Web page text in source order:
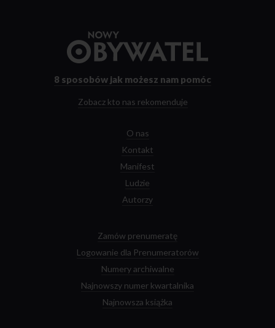
strony
8 sposobów jak możesz nam pomóc
Zobacz kto nas rekomenduje
O nas
Kontakt
Manifest
Ludzie
Autorzy
Zamów prenumeratę
Logowanie dla Prenumeratorów
Numery archiwalne
Najnowszy numer kwartalnika
Najnowsza książka